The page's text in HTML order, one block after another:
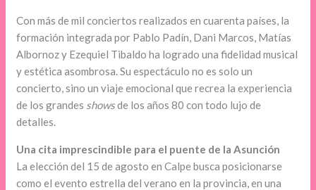
Con más de mil conciertos realizados en cuarenta países, la
formación integrada por Pablo Padín, Dani Marcos, Matías
Albornoz y Ezequiel Tibaldo ha logrado una fidelidad musical
y estética asombrosa. Su espectáculo no es solo un
concierto, sino un viaje emocional que recrea la experiencia
de los grandes showsde los años 80 con todo lujo de
detalles.
Una cita imprescindible para el puente de la Asunción
La elección del 15 de agosto en Calpe busca posicionarse
como el evento estrella del verano en la provincia, en una